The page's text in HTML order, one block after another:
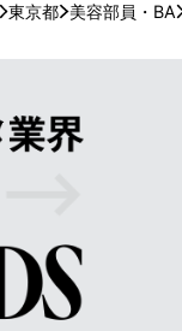
東京都 美容部員・BA